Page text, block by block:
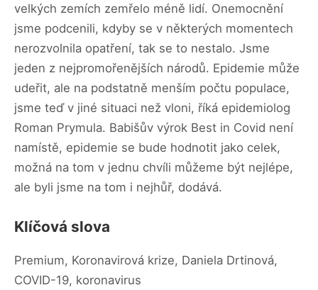
velkých zemích zemřelo méně lidí. Onemocnění
jsme podcenili, kdyby se v některých momentech
nerozvolnila opatření, tak se to nestalo. Jsme
jeden z nejpromořenějších národů. Epidemie může
udeřit, ale na podstatně menším počtu populace,
jsme teď v jiné situaci než vloni, říká epidemiolog
Roman Prymula. Babišův výrok Best in Covid není
namístě, epidemie se bude hodnotit jako celek,
možná na tom v jednu chvíli můžeme být nejlépe,
ale byli jsme na tom i nejhůř, dodává.
Klíčová slova
Premium, Koronavirová krize, Daniela Drtinová,
COVID-19, koronavirus